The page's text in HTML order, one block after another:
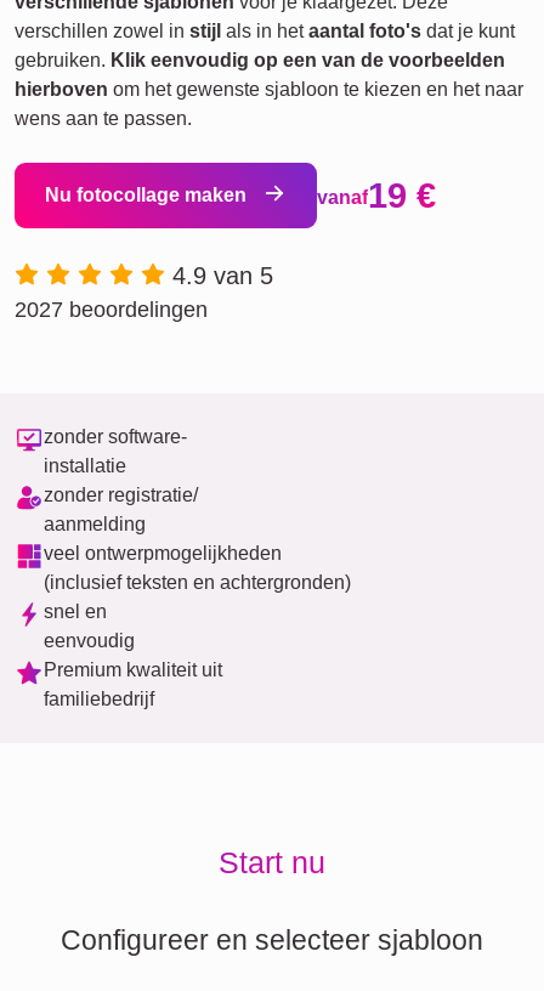
verschillen zowel in stijl als in hetaantal foto's dat je kunt
gebruiken. Klik eenvoudig op een van de voorbeelden
hierboven om het gewenste sjabloon te kiezen en het naar
wens aan te passen.
Nu fotocollage maken vanaf19 €
4.9 van 5
2027 beoordelingen
zonder software-
installatie
zonder registratie/
aanmelding
veel ontwerpmogelijkheden
(inclusief teksten en achtergronden)
snel en
eenvoudig
Premium kwaliteit uit
familiebedrijf
Start nu
Configureer en selecteer sjabloon